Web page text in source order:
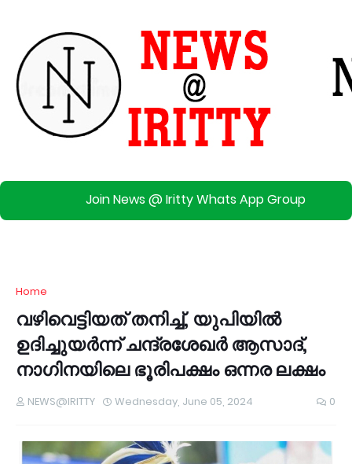
Join News @ Iritty Whats App Group
Home
വഴിവെട്ടിയത് തനിച്ച്, യുപിയിൽ
ഉദിച്ചുയർന്ന് ചന്ദ്രശേഖർ ആസാദ്,
നാഗിനയിലെ ഭൂരിപക്ഷം ഒന്നര ലക്ഷം
NEWS@IRITTY Wednesday, June 05, 2024 0